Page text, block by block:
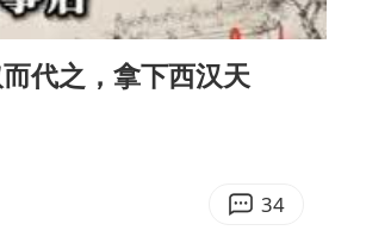
08:18
Enter
代之，拿下西汉天
34